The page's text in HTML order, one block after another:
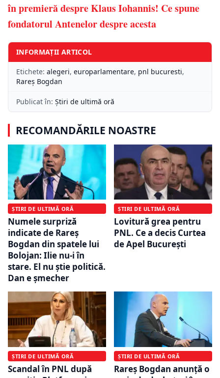
în premieră despre Klaus Iohannis! Ce spune
fondatorul Antenelor despre acesta
INFORMAȚII ARTICOL
Etichete: alegeri, europarlamentare, pnl bucuresti,
Rareș Bogdan
Publicat în: Știri de ultimă oră
RECOMANDĂRILE NOASTRE
ȘTIRI DE ULTIMĂ ORĂ
Numele surpriză
indicate de Rareș
Bogdan din spatele lui
Bolojan: Ilie nu-i în
stare. El nu știe politică.
Dan e șmecher
ȘTIRI DE ULTIMĂ ORĂ
Lovitură grea pentru
PNL. Ce a decis Curtea
de Apel București
ȘTIRI DE ULTIMĂ ORĂ
Scandal în PNL după
ȘTIRI DE ULTIMĂ ORĂ
Rareș Bogdan anunță o